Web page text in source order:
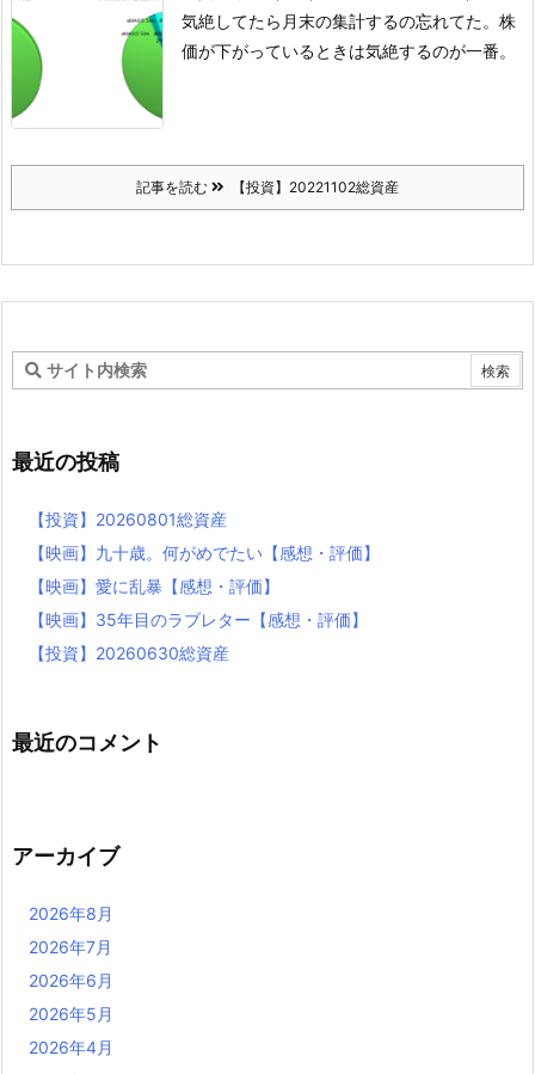
気絶してたら月末の集計するの忘れてた。 株
価が下がっているときは気絶するのが一番。
記事を読む 【投資】20221102総資産
最近の投稿
【投資】20260801総資産
【映画】九十歳。何がめでたい【感想・評価】
【映画】愛に乱暴【感想・評価】
【映画】35年目のラブレター【感想・評価】
【投資】20260630総資産
最近のコメント
アーカイブ
2026年8月
2026年7月
2026年6月
2026年5月
2026年4月